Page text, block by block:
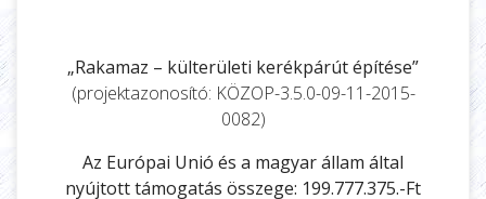
„Rakamaz – külterületi kerékpárút építése”
(projektazonosító: KÖZOP-3.5.0-09-11-2015-
0082)
Az Európai Unió és a magyar állam által
nyújtott támogatás összege: 199.777.375.-Ft